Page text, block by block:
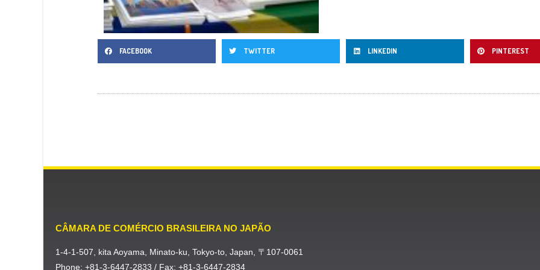
FACEBOOK TWITTER LINKEDIN PINTEREST
CÂMARA DE COMÉRCIO BRASILEIRA NO JAPÃO
1-4-1-507, kita Aoyama, Minato-ku, Tokyo-to, Japan, 〒107-0061
Phone: +81-3-6447-2833 / Fax: +81-3-6447-2834